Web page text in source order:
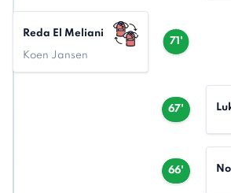
71'
Reda El Meliani
Koen Jansen
67'
66'